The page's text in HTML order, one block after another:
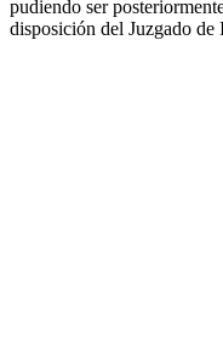
pudiendo ser
disposición del Juzgado